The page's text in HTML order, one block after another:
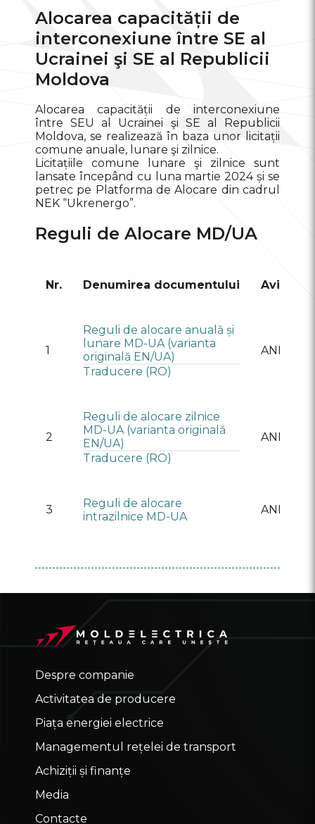
Alocarea capacității de
interconexiune între SE al
Ucrainei şi SE al Republicii
Moldova
Alocarea capacității de interconexiune
între SEU al Ucrainei şi SE al Republicii
Moldova, se realizează în baza unor licitații
comune anuale, lunare şi zilnice.
Licitațiile comune lunare şi zilnice sunt
lansate începând cu luna martie 2024 și se
petrec pe Platforma de Alocare din cadrul
NEK “Ukrenergo”.
Reguli de Alocare MD/UA
Nr. Denumirea documentului Avizat
1
Reguli de alocare anuală și
lunare MD-UA (varianta
originală EN/UA)
Traducere (RO)
ANRE
2
Reguli de alocare zilnice
MD-UA (varianta originală
EN/UA)
Traducere (RO)
ANRE
3
Reguli de alocare
intrazilnice MD-UA
ANRE
Despre companie
Activitatea de producere
Piața energiei electrice
Managementul rețelei de transport
Achiziții și finanțe
Media
Contacte